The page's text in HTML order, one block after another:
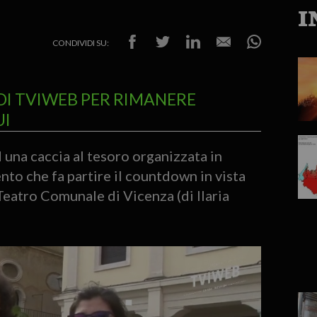
CONDIVIDI SU:
TVIWEB PER RIMANERE
caccia al tesoro organizzata in
che fa partire il countdown in vista
Comunale di Vicenza (di Ilaria